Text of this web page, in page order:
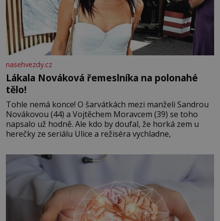
nasehvezdy.cz
Lákala Nováková řemeslníka na polonahé
tělo!
Tohle nemá konce! O šarvátkách mezi manželi Sandrou
Novákovou (44) a Vojtěchem Moravcem (39) se toho
napsalo už hodně. Ale kdo by doufal, že horká zem u
herečky ze seriálu Ulice a režiséra vychladne,